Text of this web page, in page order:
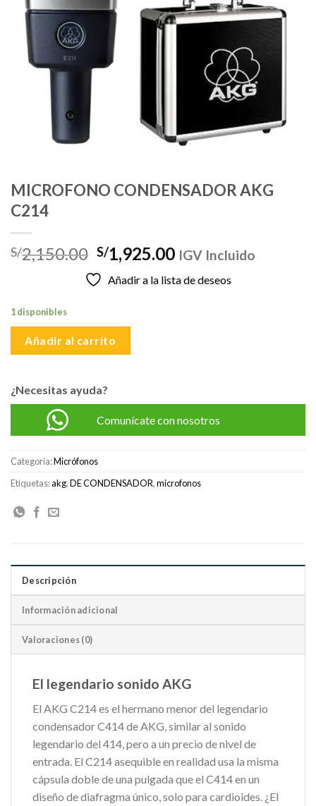
MICROFONO CONDENSADOR AKG
C214
S/2,150.00 El
precio
original
S/1,925.00El
actual
IGV Incluido
Añadir a la lista de deseos
1 disponibles
Añadir al carrito
¿Necesitas ayuda?
Comunícate con nosotros
Categoría:Micrófonos
Etiquetas:akg,DE CONDENSADOR,microfonos
Descripción
Información adicional
Valoraciones (0)
El legendario sonido AKG
El AKG C214 es el hermano menor del legendario
condensador C414 de AKG, similar al sonido
legendario del 414, pero a un precio de nivel de
entrada. El C214 asequible en realidad usa la misma
cápsula doble de una pulgada que el C414 en un
diseño de diafragma único, solo para cardioides. ¿El